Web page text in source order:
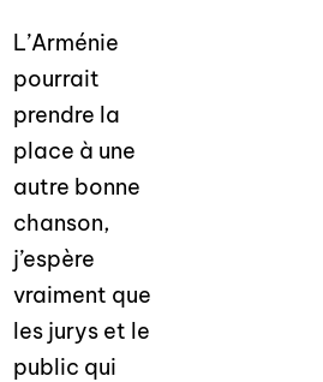
L’Arménie
pourrait
prendre la
place à une
autre bonne
chanson,
j’espère
vraiment que
les jurys et le
public qui